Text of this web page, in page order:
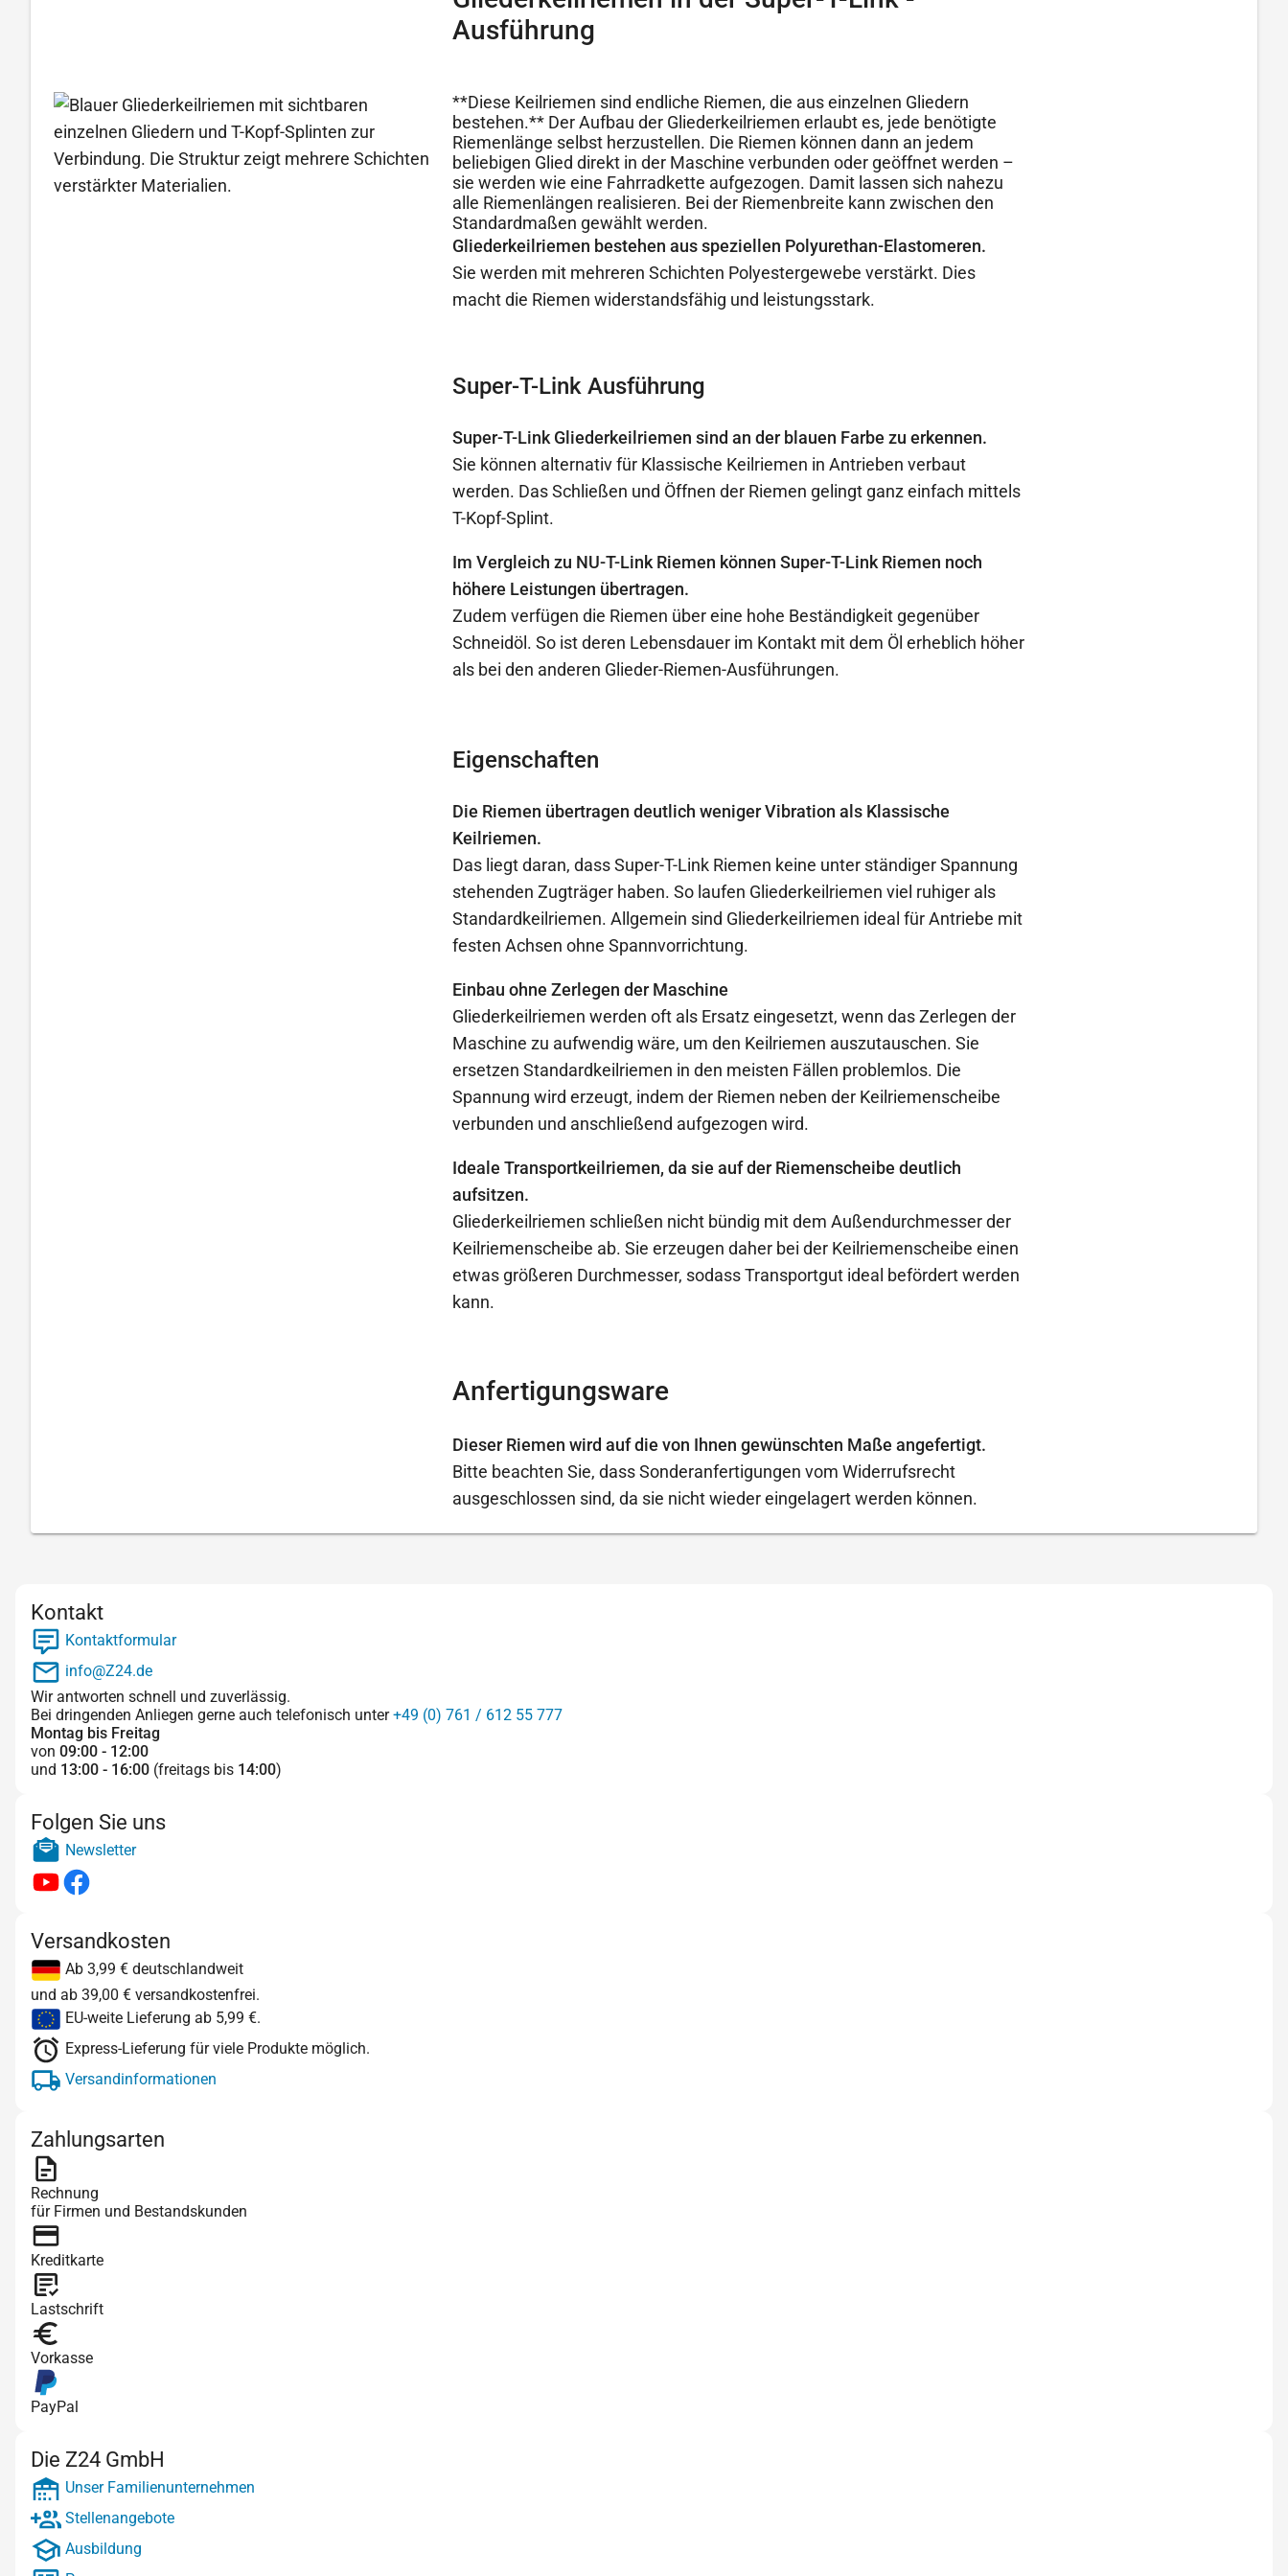
Ausführung
**Diese Keilriemen sind endliche Riemen, die aus einzelnen Gliedern
bestehen.** Der Aufbau der Gliederkeilriemen erlaubt es, jede benötigte
Riemenlänge selbst herzustellen. Die Riemen können dann an jedem
beliebigen Glied direkt in der Maschine verbunden oder geöffnet werden –
sie werden wie eine Fahrradkette aufgezogen. Damit lassen sich nahezu
alle Riemenlängen realisieren. Bei der Riemenbreite kann zwischen den
Standardmaßen gewählt werden.
Gliederkeilriemen bestehen aus speziellen Polyurethan-Elastomeren.
Sie werden mit mehreren Schichten Polyestergewebe verstärkt. Dies
macht die Riemen widerstandsfähig und leistungsstark.
Super-T-Link Ausführung
Super-T-Link Gliederkeilriemen sind an der blauen Farbe zu erkennen.
Sie können alternativ für Klassische Keilriemen in Antrieben verbaut
werden. Das Schließen und Öffnen der Riemen gelingt ganz einfach mittels
T-Kopf-Splint.
Im Vergleich zu NU-T-Link Riemen können Super-T-Link Riemen noch
höhere Leistungen übertragen.
Zudem verfügen die Riemen über eine hohe Beständigkeit gegenüber
Schneidöl. So ist deren Lebensdauer im Kontakt mit dem Öl erheblich höher
als bei den anderen Glieder-Riemen-Ausführungen.
Eigenschaften
Die Riemen übertragen deutlich weniger Vibration als Klassische
Keilriemen.
Das liegt daran, dass Super-T-Link Riemen keine unter ständiger Spannung
stehenden Zugträger haben. So laufen Gliederkeilriemen viel ruhiger als
Standardkeilriemen. Allgemein sind Gliederkeilriemen ideal für Antriebe mit
festen Achsen ohne Spannvorrichtung.
Einbau ohne Zerlegen der Maschine
Gliederkeilriemen werden oft als Ersatz eingesetzt, wenn das Zerlegen der
Maschine zu aufwendig wäre, um den Keilriemen auszutauschen. Sie
ersetzen Standardkeilriemen in den meisten Fällen problemlos. Die
Spannung wird erzeugt, indem der Riemen neben der Keilriemenscheibe
verbunden und anschließend aufgezogen wird.
Ideale Transportkeilriemen, da sie auf der Riemenscheibe deutlich
aufsitzen.
Gliederkeilriemen schließen nicht bündig mit dem Außendurchmesser der
Keilriemenscheibe ab. Sie erzeugen daher bei der Keilriemenscheibe einen
etwas größeren Durchmesser, sodass Transportgut ideal befördert werden
kann.
Anfertigungsware
Dieser Riemen wird auf die von Ihnen gewünschten Maße angefertigt.
Bitte beachten Sie, dass Sonderanfertigungen vom Widerrufsrecht
ausgeschlossen sind, da sie nicht wieder eingelagert werden können.
Kontakt
Kontaktformular
info@Z24.de
Wir antworten schnell und zuverlässig.
Bei dringenden Anliegen gerne auch telefonisch unter+49 (0) 761 / 612 55 777
Montag bis Freitag
von 09:00 - 12:00
und 13:00 - 16:00 (freitags bis 14:00)
Folgen Sie uns
Newsletter
Versandkosten
Ab 3,99 € deutschlandweit
und ab 39,00 € versandkostenfrei.
EU-weite Lieferung ab 5,99 €.
Express-Lieferung für viele Produkte möglich.
Versandinformationen
Zahlungsarten
Rechnung
für Firmen und Bestandskunden
Kreditkarte
Lastschrift
Vorkasse
PayPal
Die Z24 GmbH
Unser Familienunternehmen
Stellenangebote
Ausbildung